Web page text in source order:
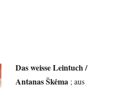
Das weisse Leintuch /
Antanas Škėma ; aus